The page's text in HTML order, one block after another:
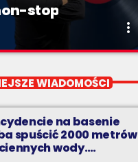
stop
more_vert
stop
akcje radiowe,
- starannie
przeboje non-stop!
WIADOMOŚCI
na basenie
spuścić 2000 metrów
wody.